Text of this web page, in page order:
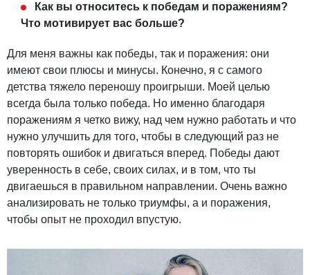
Как вы относитесь к победам и поражениям?
Что мотивирует вас больше?
Для меня важны как победы, так и поражения: они
имеют свои плюсы и минусы. Конечно, я с самого
детства тяжело переношу проигрыши. Моей целью
всегда была только победа. Но именно благодаря
поражениям я четко вижу, над чем нужно работать и что
нужно улучшить для того, чтобы в следующий раз не
повторять ошибок и двигаться вперед. Победы дают
уверенность в себе, своих силах, и в том, что ты
двигаешься в правильном направлении. Очень важно
анализировать не только триумфы, а и поражения,
чтобы опыт не проходил впустую.